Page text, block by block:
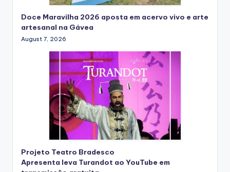
Doce Maravilha 2026 aposta em acervo vivo e arte
artesanal na Gávea
August 7, 2026
Projeto Teatro Bradesco
Apresenta leva Turandot ao YouTube em